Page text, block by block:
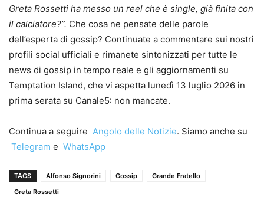
Greta Rossetti ha messo un reel che è single, già finita con
il calciatore?”. Che cosa ne pensate delle parole
dell’esperta di gossip? Continuate a commentare sui nostri
profili social ufficiali e rimanete sintonizzati per tutte le
news di gossip in tempo reale e gli aggiornamenti su
Temptation Island, che vi aspetta lunedì 13 luglio 2026 in
prima serata su Canale5: non mancate.
Continua a seguire Angolo delle Notizie. Siamo anche su
Telegram e WhatsApp
TAGS Alfonso Signorini Gossip
Grande Fratello
Greta Rossetti